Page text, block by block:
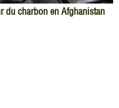
du charbon en Afghanistan